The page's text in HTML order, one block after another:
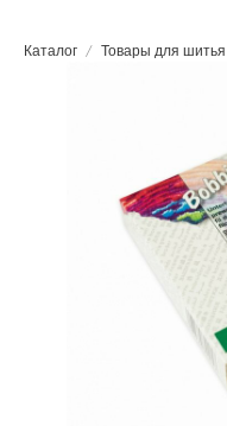
Каталог Товары для шитья